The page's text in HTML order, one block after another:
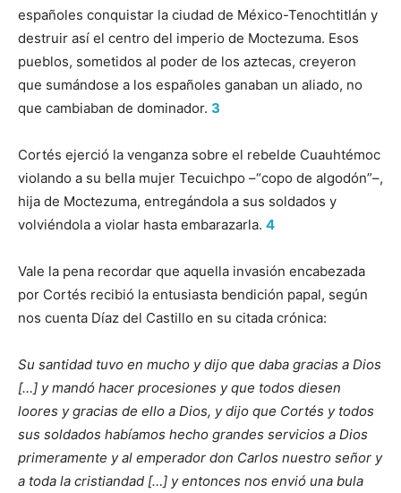
españoles conquistar la ciudad de México-Tenochtitlán y
destruir así el centro del imperio de Moctezuma. Esos
pueblos, sometidos al poder de los aztecas, creyeron
que sumándose a los españoles ganaban un aliado, no
que cambiaban de dominador. 3
Cortés ejerció la venganza sobre el rebelde Cuauhtémoc
violando a su bella mujer Tecuichpo –“copo de algodón”–,
hija de Moctezuma, entregándola a sus soldados y
volviéndola a violar hasta embarazarla. 4
Vale la pena recordar que aquella invasión encabezada
por Cortés recibió la entusiasta bendición papal, según
nos cuenta Díaz del Castillo en su citada crónica:
Su santidad tuvo en mucho y dijo que daba gracias a Dios
[…] y mandó hacer procesiones y que todos diesen
loores y gracias de ello a Dios, y dijo que Cortés y todos
sus soldados habíamos hecho grandes servicios a Dios
primeramente y al emperador don Carlos nuestro señor y
a toda la cristiandad […] y entonces nos envió una bula